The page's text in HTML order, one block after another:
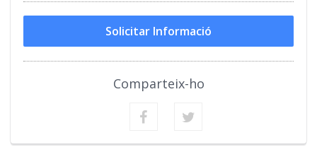
Solicitar Informació
Comparteix-ho